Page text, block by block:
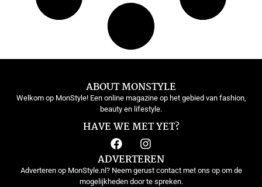
ABOUT MONSTYLE
Welkom op MonStyle! Een online magazine op het gebied van fashion,
beauty en lifestyle.
HAVE WE MET YET?
ADVERTEREN
Adverteren op MonStyle.nl? Neem gerust contact met ons op om de
mogelijkheden door te spreken.